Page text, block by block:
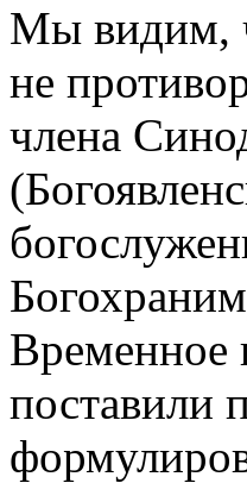
Мы видим,
не
члена
Временное
поставили